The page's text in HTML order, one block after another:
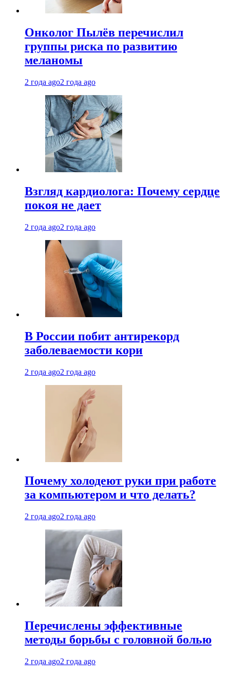
Онколог Пылёв перечислил
группы риска по развитию
меланомы
2 года ago2 года ago
Взгляд кардиолога: Почему сердце
покоя не дает
2 года ago2 года ago
В России побит антирекорд
заболеваемости кори
2 года ago2 года ago
Почему холодеют руки при работе
за компьютером и что делать?
2 года ago2 года ago
Перечислены эффективные
методы борьбы с головной болью
2 года ago2 года ago